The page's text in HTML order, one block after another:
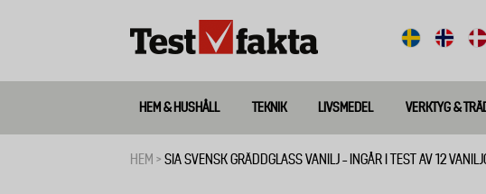
Huvudmeny
ny
HEM & HUSHÅLL TEKNIK LIVSMEDEL VERKTYG &
HEM SIA SVENSK GRÄDDGLASS VANILJ – INGÅR I TEST AV 12